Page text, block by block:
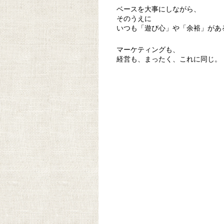
ベースを大事にしながら、
そのうえに
いつも「遊び心」や「余裕」があ
マーケティングも、
経営も、まったく、これに同じ。